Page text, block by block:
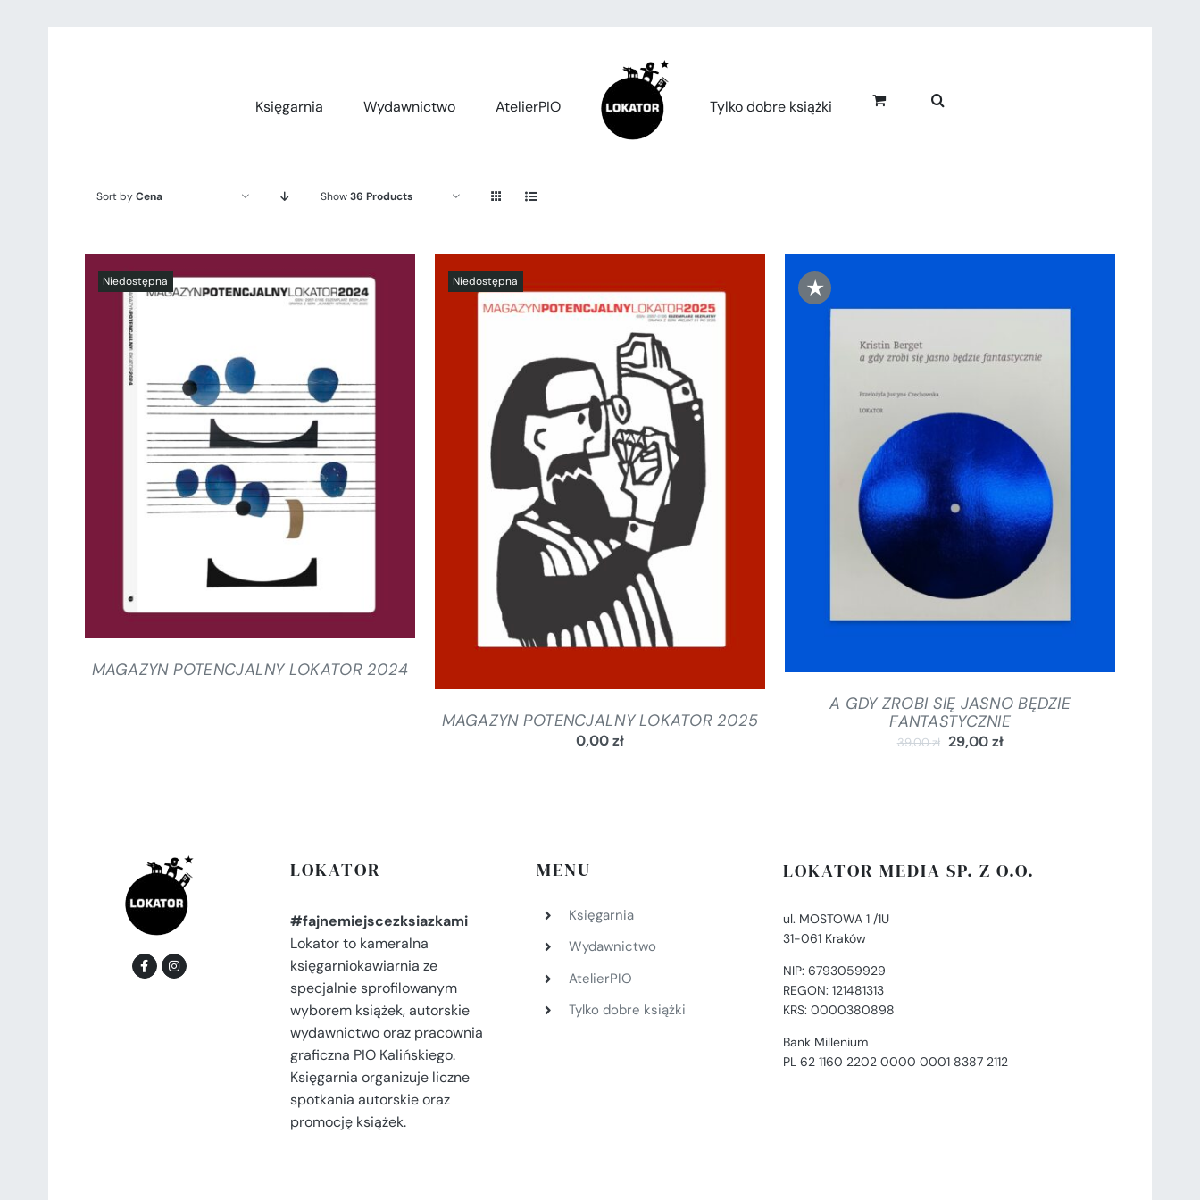
Księgarnia
Wydawnictwo AtelierPIO Tylko dobre książki
Sort byCena Show36 Products
SZCZEGÓŁY
MAGAZYN POTENCJALNY LOKATOR 2024
SZCZEGÓŁY
MAGAZYN POTENCJALNY LOKATOR 2025
0,00zł
★
DODAJ DO KOSZYKA / SZCZEGÓŁY
A GDY ZROBI SIĘ JASNO BĘDZIE
FANTASTYCZNIE
39,00zł 29,00zł
LOKATOR
#fajnemiejscezksiazkami
Lokator to kameralna
księgarniokawiarnia ze
specjalnie sprofilowanym
wyborem książek, autorskie
wydawnictwo oraz pracownia
graficzna PIO Kalińskiego.
Księgarnia organizuje liczne
spotkania autorskie oraz
promocję książek.
MENU
Księgarnia
Wydawnictwo
AtelierPIO
Tylko dobre książki
LOKATOR MEDIA SP. Z O.O.
ul. MOSTOWA 1 /1U
31-061 Kraków
NIP: 6793059929
REGON: 121481313
KRS: 0000380898
Bank Millenium
PL 62 1160 2202 0000 0001 8387 2112